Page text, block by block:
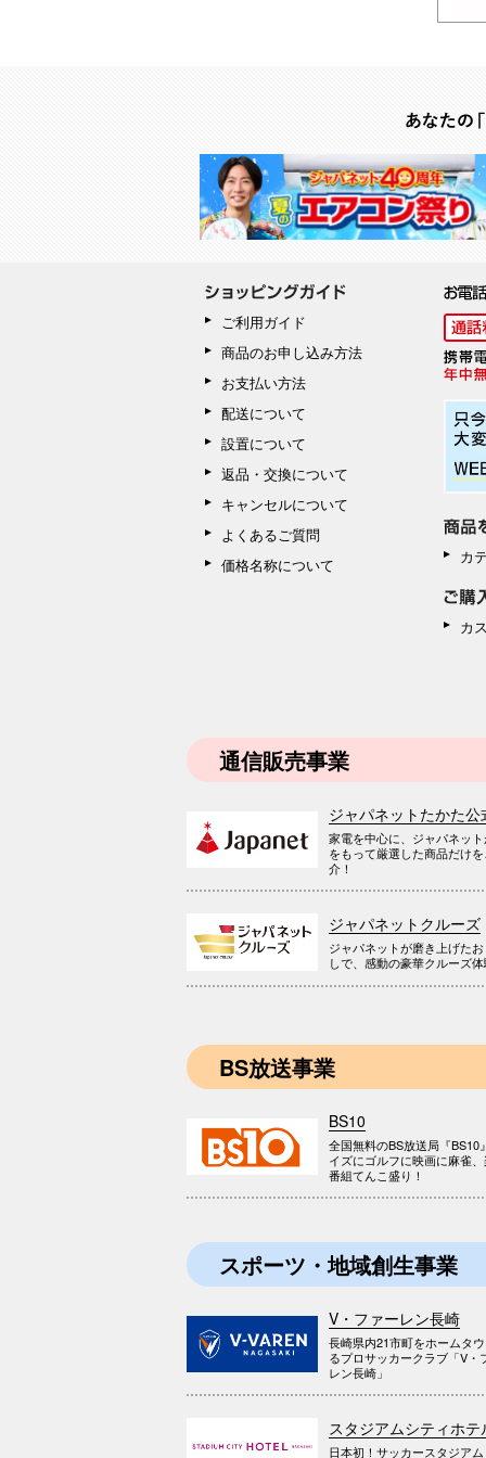
ご利用ガイド
商品のお申し込み方法
お支払い方法
配送について
設置について
返品・交換について
キャンセルについて
よくあるご質問
価格名称について
カ
カ
通信販売事業
ジャパネットたかた公
家電を中心に、ジャパネッ
をもって厳選した商品だけ
介！
ジャパネットクルーズ
ジャパネットが磨き上げた
しで、感動の豪華クルーズ
BS放送事業
BS10
全国無料のBS放送局『BS10
イズにゴルフに映画に麻雀
番組てんこ盛り！
スポーツ・地域創生事業
V・ファーレン長崎
長崎県内21市町をホームタ
るプロサッカークラブ「V・
レン長崎」
スタジアムシティホテ
日本初！サッカースタジア